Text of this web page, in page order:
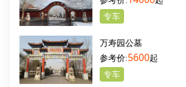
专车
万寿园公墓
5600起
专车